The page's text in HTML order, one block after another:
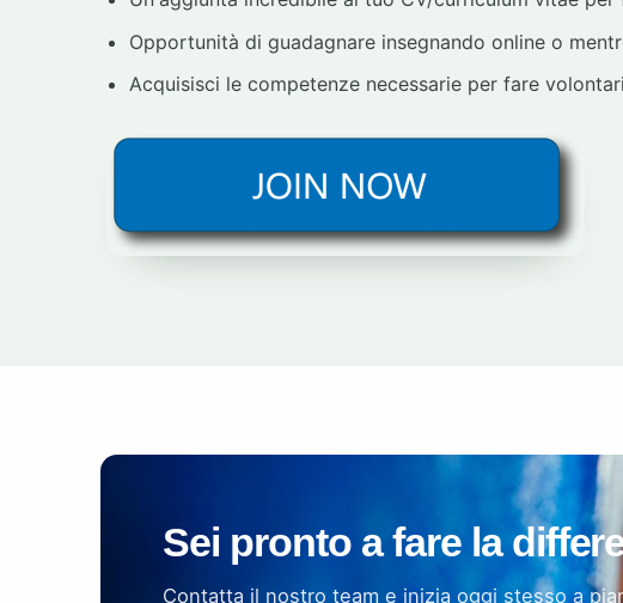
Opportunità di guadagnare insegnando online o
Acquisisci le competenze necessarie per fare
Sei pronto a fare la
Contatta il nostro team e inizia oggi stesso a